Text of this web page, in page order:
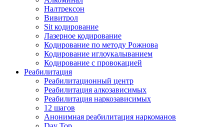
Налтрексон
Вивитрол
Sit кодирование
Лазерное кодирование
Кодирование по методу Рожнова
Кодирование иглоукалыванием
Кодирование с провокацией
Реабилитация
Реабилитационный центр
Реабилитация алкозависимых
Реабилитация наркозависимых
12 шагов
Анонимная реабилитация наркоманов